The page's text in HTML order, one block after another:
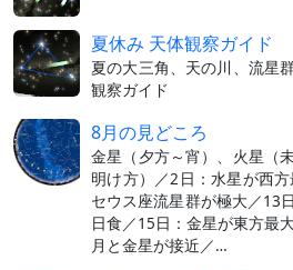
夏休み 天体観察ガイド
夏の大三角、天の川、流星
観察ガイド
8月の見どころ
金星（夕方～宵）、火星（
明け方）／2日：水星が西
セウス座流星群が極大／13
日食／15日：金星が東方最
月と金星が接近／…